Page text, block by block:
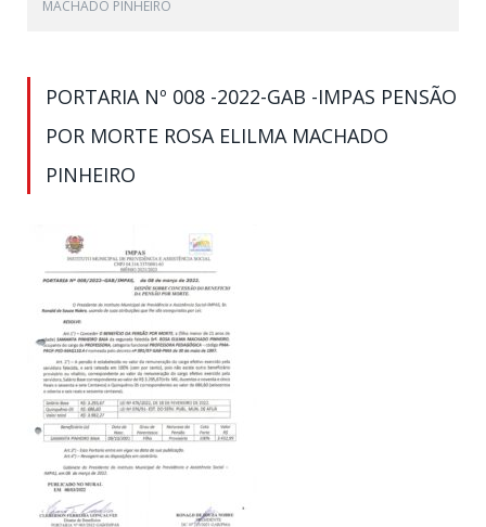
MACHADO PINHEIRO
PORTARIA Nº 008 -2022-GAB -IMPAS PENSÃO
POR MORTE ROSA ELILMA MACHADO
PINHEIRO